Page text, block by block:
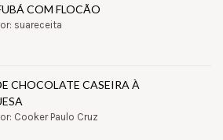
COM FLOCÃO
suareceita
CHOCOLATE CASEIRA À
Cooker Paulo Cruz